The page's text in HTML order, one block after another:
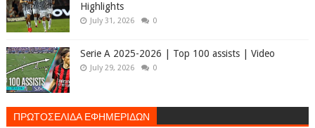
Highlights
July 31, 2026 0
Serie A 2025-2026 | Top 100 assists | Video
July 29, 2026 0
ΠΡΩΤΟΣΕΛΙΔΑ ΕΦΗΜΕΡΙΔΩΝ